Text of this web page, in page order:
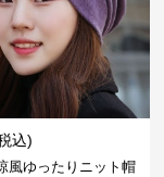
込)
風ゆったりニット帽